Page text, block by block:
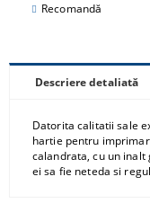
Recomandă
Descriere detaliată
Datorita calitatii sale
hartie pentru
calandrata, cu un inalt
ei sa fie neteda si